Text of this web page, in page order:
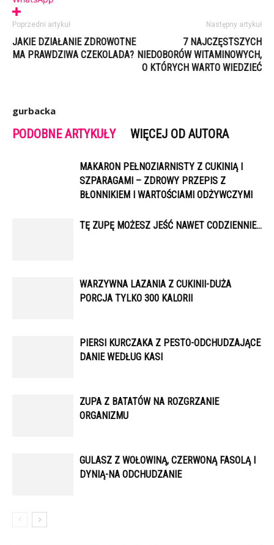
Poprzedni artykuł
JAKIE DZIAŁANIE ZDROWOTNE
MA PRAWDZIWA CZEKOLADA?
Następny artykuł
7 NAJCZĘSTSZYCH
NIEDOBORÓW WITAMINOWYCH,
O KTÓRYCH WARTO WIEDZIEĆ
gurbacka
PODOBNE ARTYKUŁY WIĘCEJ OD AUTORA
MAKARON PEŁNOZIARNISTY Z CUKINIĄ I
SZPARAGAMI – ZDROWY PRZEPIS Z
BŁONNIKIEM I WARTOŚCIAMI ODŻYWCZYMI
TĘ ZUPĘ MOŻESZ JEŚĆ NAWET CODZIENNIE…
WARZYWNA LAZANIA Z CUKINII-DUŻA
PORCJA TYLKO 300 KALORII
PIERSI KURCZAKA Z PESTO-ODCHUDZAJĄCE
DANIE WEDŁUG KASI
ZUPA Z BATATÓW NA ROZGRZANIE
ORGANIZMU
GULASZ Z WOŁOWINĄ, CZERWONĄ FASOLĄ I
DYNIĄ-NA ODCHUDZANIE